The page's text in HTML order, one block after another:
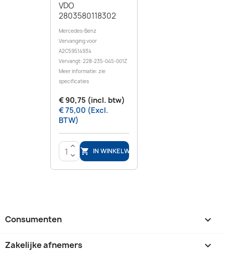
VDO
2803580118302
Mercedes-Benz
Vervanging voor
A2C59514934
Vervangt: 228-235-045-001Z
Meer informatie: zie
specificaties
€ 90,75 (incl. btw)
€ 75,00 (Excl.
BTW)
>
<
 IN WINKELWAGEN
Consumenten 
Zakelijke afnemers 